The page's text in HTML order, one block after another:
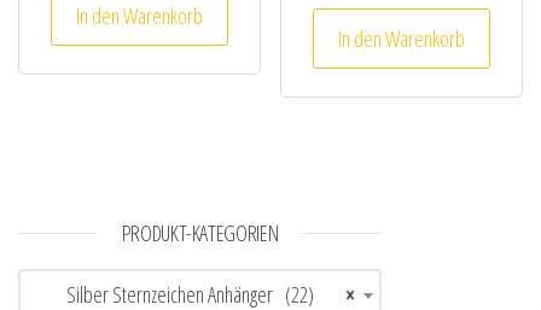
In den Warenkorb
In den Warenkorb
PRODUKT-KATEGORIEN
×
Silber Sternzeichen Anhänger (22)